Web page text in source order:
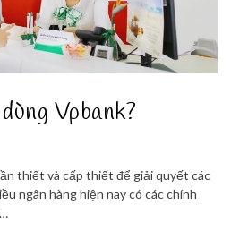
Vpbank?
thiết và cấp thiết để giải quyết các
ngân hàng hiện nay có các chính